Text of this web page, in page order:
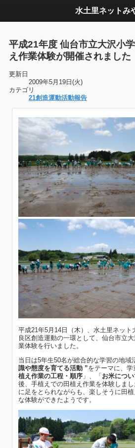
水土里ネットみ
平成21年度 仙台市立大沢小
え作業体験が開催されました
更新日
2009年5月19日(火)
カテゴリ
21創造運動活動報告
平成21年5月14日（木）、水土里ネット
良区創造運動の一環として、仙台市立
業体験を行いました。
当日は5年生50名が総合的な学習の地域
識や態度を育てる活動 ”をテーマに、学
植え作業の工程・順序 」、「 お米につい
後、手植えでの田植え作業を体験しま
に足をとられながらも、楽しそうに田
な体験ができたようです。